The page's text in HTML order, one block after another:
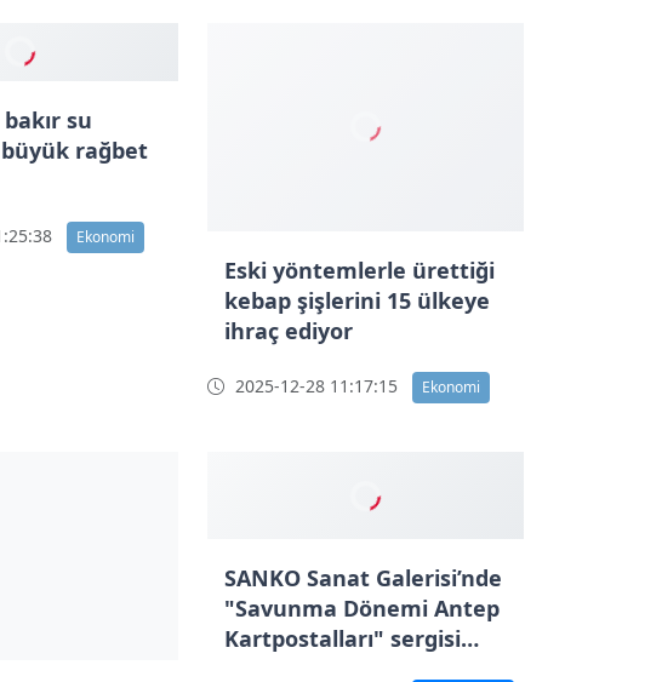
Eski yöntemlerle ürettiği
kebap şişlerini 15 ülkeye
ihraç ediyor
2025-12-28 11:17:15 Ekonomi